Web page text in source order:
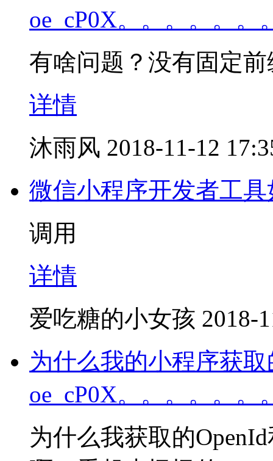
oe_cP0X。。。。。。
有啥问题？没有固定前
详情
沐雨风 2018-11-12
微信小程序开发者工
调用
详情
爱吃糖的小女孩 2018-
为什么我的小程序获取
oe_cP0X。。。。。。
为什么我获取的